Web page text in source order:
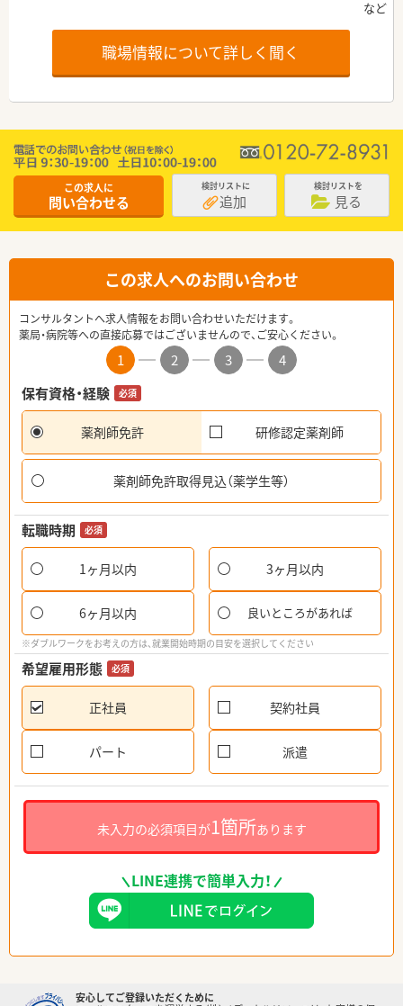
職場情報について詳しく聞く
この求人に
問い合わせる
検討リストに
追加
検討リストを
見る
この求人へのお問い合わせ
コンサルタントへ求人情報をお問い合わせいただけます。
薬局・病院等への直接応募ではございませんので、ご安心ください。
1 2 3
4
保有資格・経験
必須
薬剤師免許 研修認定薬剤師
薬剤師免許取得見込（薬学生等）
転職時期 必須
1ヶ月以内 3ヶ月以内
6ヶ月以内 良いところがあれば
※ダブルワークをお考えの方は、就業開始時期の目安を選択してください
希望雇用形態 必須
正社員 契約社員
パート 派遣
未入力の必須項目が1箇所あります
LINE連携で簡単入力！
安心してご登録いただくために